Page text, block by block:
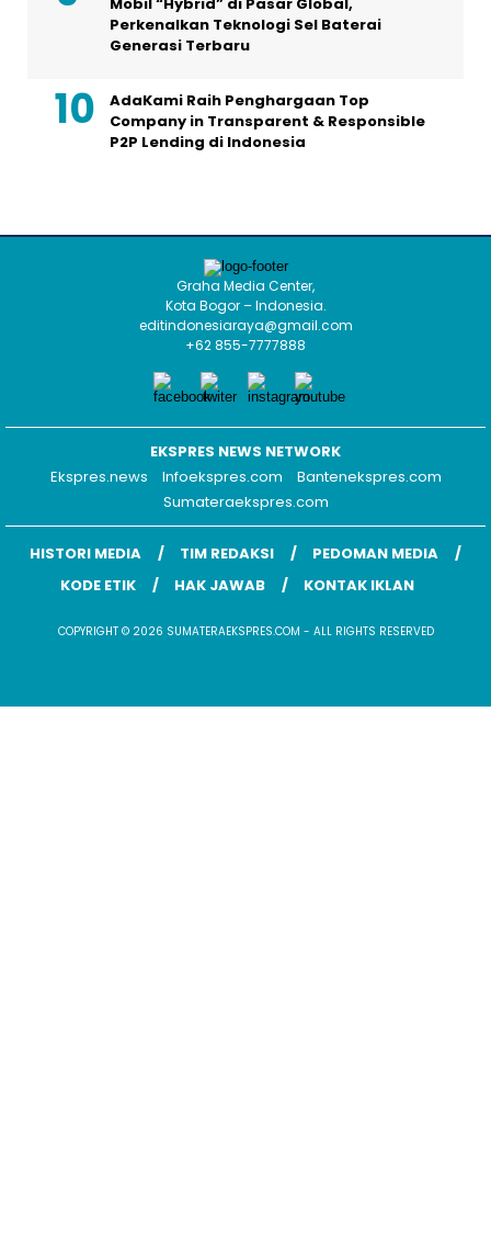
Hisense Lansir Strategi Pertumbuhan
Gaya Hidup Cerdas
Molicel Manfaatkan Lonjakan Permintaan
AdaKami Raih Penghargaan Top
Company in Transparent & Responsible
P2P Lending di Indonesia
Graha Media Center,
Kota Bogor – Indonesia.
editindonesiaraya@gmail.com
+62 855-7777888